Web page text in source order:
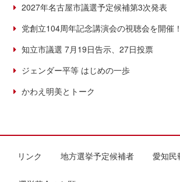
2027年名古屋市議選予定候補第3次発表
党創立104周年記念講演会の視聴会を開催！
知立市議選 7月19日告示、27日投票
ジェンダー平等 はじめの一歩
かわえ明美とトーク
リンク 地方選挙予定候補者 愛知民